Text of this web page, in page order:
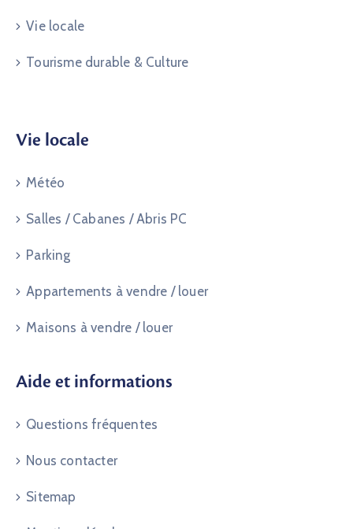
Vie locale
Tourisme durable & Culture
Vie locale
Météo
Salles / Cabanes / Abris PC
Parking
Appartements à vendre / louer
Maisons à vendre / louer
Aide et informations
Questions fréquentes
Nous contacter
Sitemap